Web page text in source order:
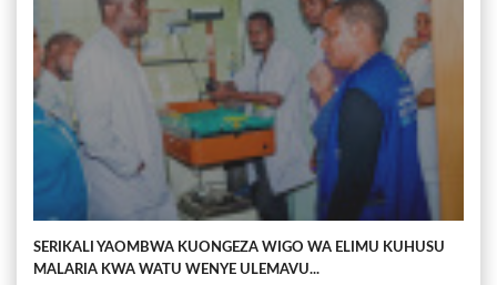
SERIKALI YAOMBWA KUONGEZA WIGO WA ELIMU KUHUSU
MALARIA KWA WATU WENYE ULEMAVU...